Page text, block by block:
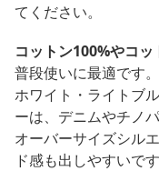
てください。
コットン100%やコ
普段使いに最適です。
ホワイト・ライトブ
ーは、デニムやチノ
オーバーサイズシル
ド感も出しやすいです